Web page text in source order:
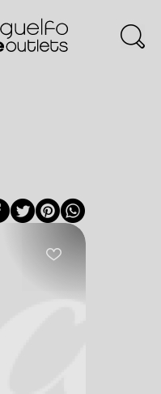
Facebook
Twitter
Pinterest